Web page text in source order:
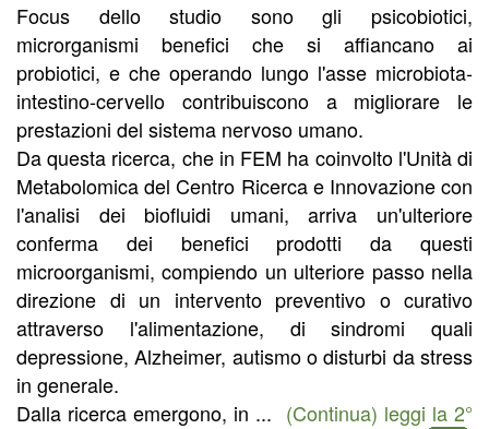
Focus dello studio sono gli psicobiotici,
microrganismi benefici che si affiancano ai
probiotici, e che operando lungo l'asse microbiota-
intestino-cervello contribuiscono a migliorare le
prestazioni del sistema nervoso umano.
Da questa ricerca, che in FEM ha coinvolto l'Unità di
Metabolomica del Centro Ricerca e Innovazione con
l'analisi dei biofluidi umani, arriva un'ulteriore
conferma dei benefici prodotti da questi
microorganismi, compiendo un ulteriore passo nella
direzione di un intervento preventivo o curativo
attraverso l'alimentazione, di sindromi quali
depressione, Alzheimer, autismo o disturbi da stress
in generale.
Dalla ricerca emergono, in ... (Continua) leggi la 2°